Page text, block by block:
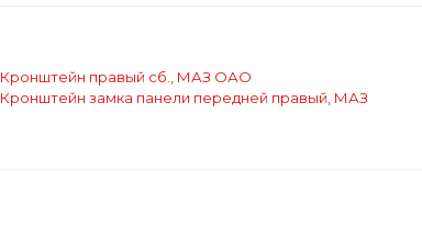
Кронштейн правый сб., МАЗ ОАО
Кронштейн замка панели передней правый, МАЗ